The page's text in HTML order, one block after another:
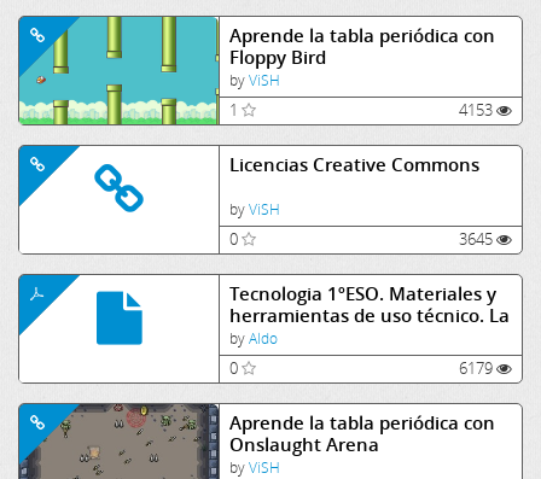
Aprende la tabla periódica con
Floppy Bird
byViSH
1 4153
Licencias Creative Commons
byViSH
0 3645
Tecnologia 1ºESO. Materiales y
herramientas de uso técnico. La
madera y los metales.
byAldo
0 6179
Aprende la tabla periódica con
Onslaught Arena
byViSH